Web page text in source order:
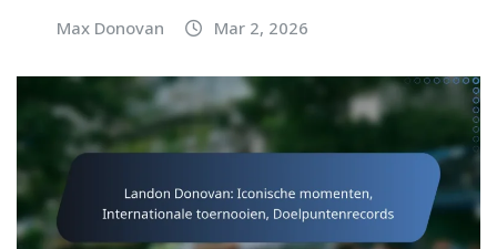
Max Donovan Mar 2, 2026